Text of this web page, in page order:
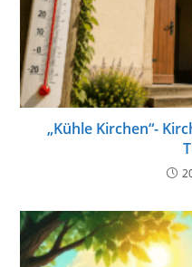
„Kühle Kirchen“-